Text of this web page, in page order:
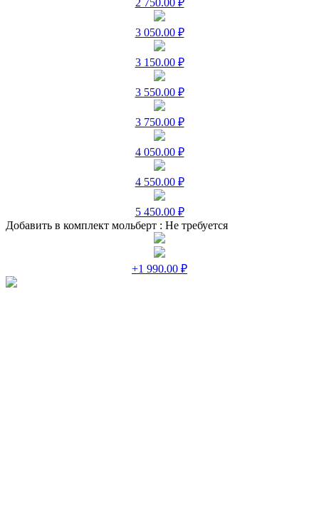
3 050.00 ₽
3 150.00 ₽
3 550.00 ₽
3 750.00 ₽
4 050.00 ₽
4 550.00 ₽
5 450.00 ₽
Добавить в комплект мольберт : Не требуется
+1 990.00 ₽